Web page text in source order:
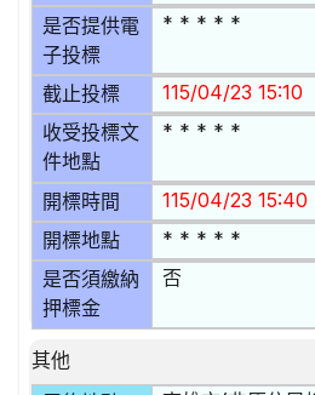
是否提供電
子投標
* * * * *
截止投標 115/04/23 15:10
收受投標文
件地點
* * * * *
開標時間 115/04/23 15:40
開標地點 * * * * *
是否須繳納
押標金
否
其他